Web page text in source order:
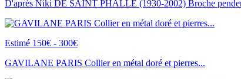
D'après Niki DE SAINT PHALLE (1930-2002) Broche
Estimé 150€ - 300€
GAVILANE PARIS Collier en métal doré et pierres...